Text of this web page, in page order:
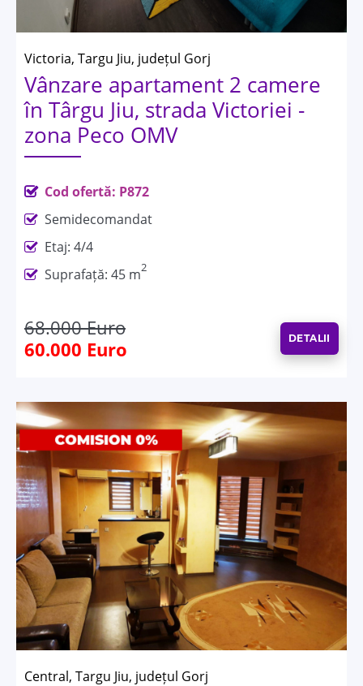
Victoria, Targu Jiu, județul Gorj
Vânzare apartament 2 camere
în Târgu Jiu, strada Victoriei -
zona Peco OMV
Cod ofertă: P872
Semidecomandat
Etaj: 4/4
Suprafață: 45 m2
68.000 Euro
60.000 Euro
DETALII
Central, Targu Jiu, județul Gorj